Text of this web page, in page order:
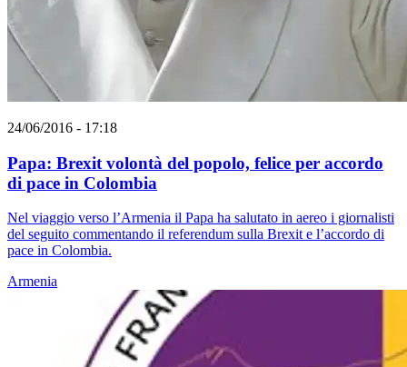
24/06/2016 - 17:18
Papa: Brexit volontà del popolo, felice per accordo
di pace in Colombia
Nel viaggio verso l’Armenia il Papa ha salutato in aereo i giornalisti
del seguito commentando il referendum sulla Brexit e l’accordo di
pace in Colombia.
Armenia